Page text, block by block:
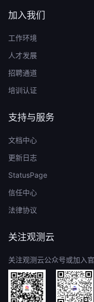
加入我们
工作环境
人才发展
招聘通道
培训认证
支持与服务
文档中心
更新日志
StatusPage
信任中心
法律协议
关注观测云
关注观测云公众号或加入